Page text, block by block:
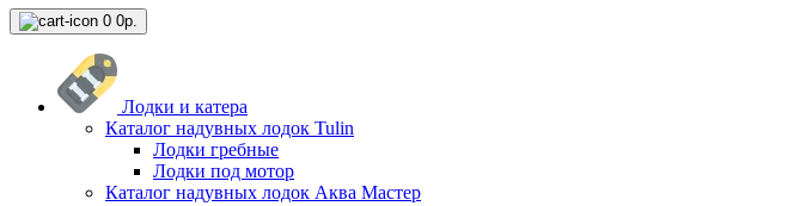
0 0р.
Лодки и катера
Каталог надувных лодок Tulin
Лодки гребные
Лодки под мотор
Каталог надувных лодок Аква Мастер